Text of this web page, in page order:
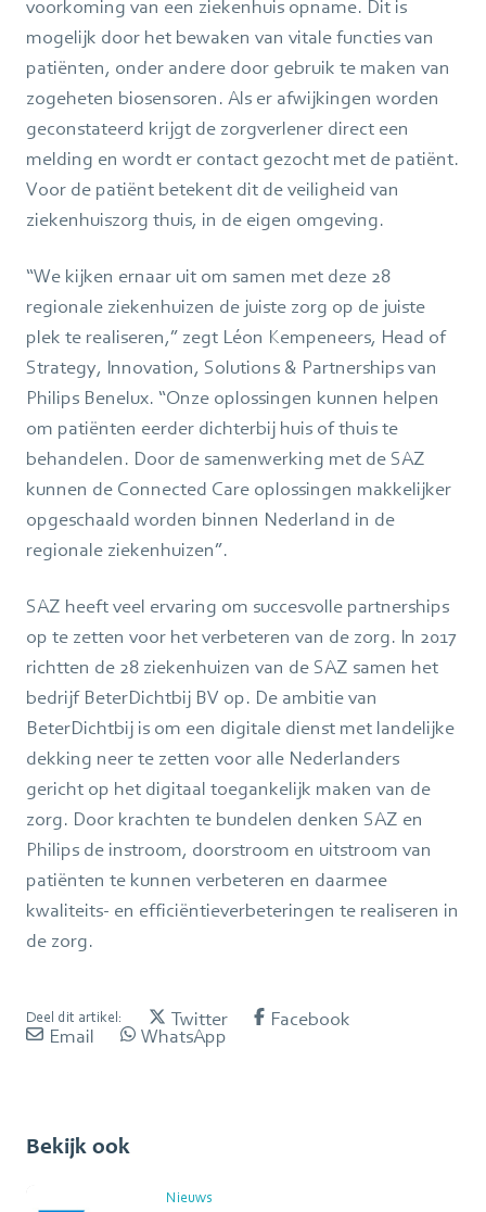
voorkoming van een ziekenhuis opname. Dit is
mogelijk door het bewaken van vitale functies van
patiënten, onder andere door gebruik te maken van
zogeheten biosensoren. Als er afwijkingen worden
geconstateerd krijgt de zorgverlener direct een
melding en wordt er contact gezocht met de patiënt.
Voor de patiënt betekent dit de veiligheid van
ziekenhuiszorg thuis, in de eigen omgeving.
“We kijken ernaar uit om samen met deze 28
regionale ziekenhuizen de juiste zorg op de juiste
plek te realiseren,” zegt Léon Kempeneers, Head of
Strategy, Innovation, Solutions & Partnerships van
Philips Benelux. “Onze oplossingen kunnen helpen
om patiënten eerder dichterbij huis of thuis te
behandelen. Door de samenwerking met de SAZ
kunnen de Connected Care oplossingen makkelijker
opgeschaald worden binnen Nederland in de
regionale ziekenhuizen”.
SAZ heeft veel ervaring om succesvolle partnerships
op te zetten voor het verbeteren van de zorg. In 2017
richtten de 28 ziekenhuizen van de SAZ samen het
bedrijf BeterDichtbij BV op. De ambitie van
BeterDichtbij is om een digitale dienst met landelijke
dekking neer te zetten voor alle Nederlanders
gericht op het digitaal toegankelijk maken van de
zorg. Door krachten te bundelen denken SAZ en
Philips de instroom, doorstroom en uitstroom van
patiënten te kunnen verbeteren en daarmee
kwaliteits- en efficiëntieverbeteringen te realiseren in
de zorg.
Deel dit artikel: Twitter Facebook
Email WhatsApp
Bekijk ook
Nieuws